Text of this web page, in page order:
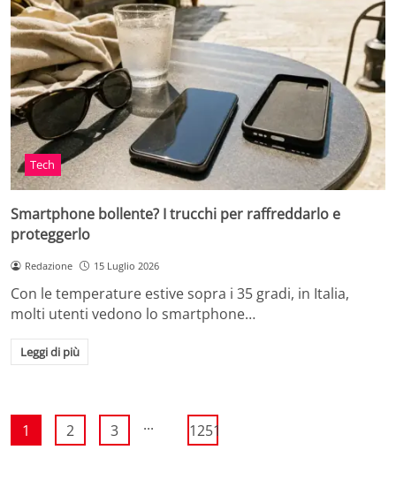
Tech
Smartphone bollente? I trucchi per raffreddarlo e
proteggerlo
Redazione 15 Luglio 2026
Con le temperature estive sopra i 35 gradi, in Italia,
molti utenti vedono lo smartphone…
Leggi di più
1 2 3 ... 1251